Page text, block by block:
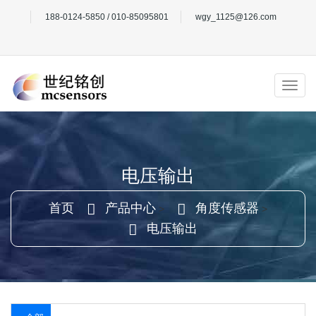
188-0124-5850 / 010-85095801 wgy_1125@126.com
电压输出
首页 产品中心 > 角度传感器 >
电压输出